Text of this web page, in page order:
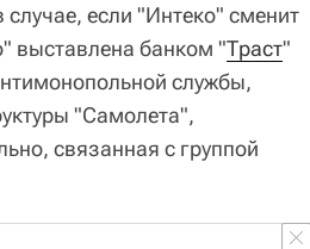
случае, если "Интеко" сменит
выставлена банком "Траст"
службы,
"Самолета",
связанная с группой